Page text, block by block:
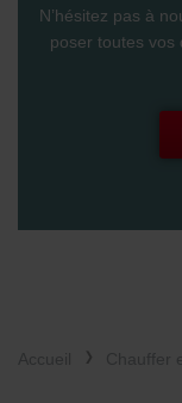
N’hésitez pas à
poser toutes vos